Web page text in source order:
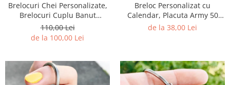
Brelocuri Chei Personalizate,
Brelocuri Cuplu Banut
Personalizate Gravura Mesaj
110,00 Lei
de la 100,00 Lei
Breloc Personalizat cu
Calendar, Placuta Army 50
Mm cu Gravura – Model
de la 38,00 Lei